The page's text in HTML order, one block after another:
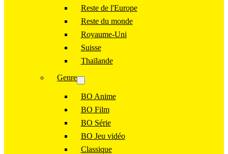
Reste de l'Europe
Reste du monde
Royaume-Uni
Suisse
Thaïlande
Genre
BO Anime
BO Film
BO Série
BO Jeu vidéo
Classique